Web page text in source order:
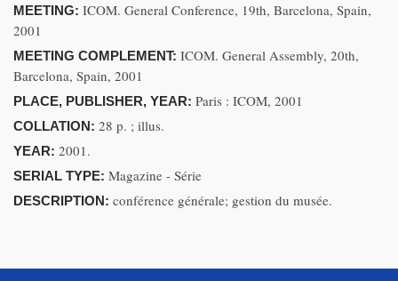
MEETING: ICOM. General Conference, 19th, Barcelona, Spain,
2001
MEETING COMPLEMENT: ICOM. General Assembly, 20th,
Barcelona, Spain, 2001
PLACE, PUBLISHER, YEAR: Paris : ICOM, 2001
COLLATION: 28 p. ; illus.
YEAR: 2001.
SERIAL TYPE: Magazine - Série
DESCRIPTION: conférence générale; gestion du musée.